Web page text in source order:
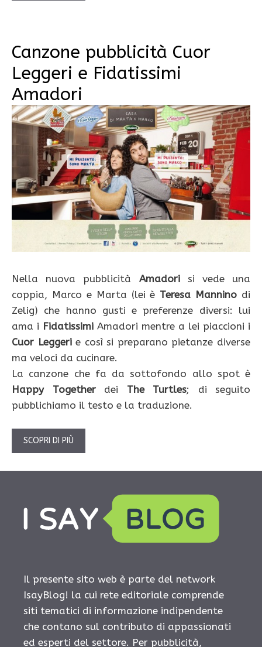
Canzone pubblicità Cuor
Leggeri e Fidatissimi
Amadori
Nella nuova pubblicità Amadorisi vede una
coppia, Marco e Marta (lei è Teresa Mannino di
Zelig) che hanno gusti e preferenze diversi: lui
ama i Fidatissimi Amadori mentre a lei piaccioni i
Cuor Leggerie così si preparano pietanze diverse
ma veloci da cucinare.
La canzone che fa da sottofondo allo spot è
Happy Together dei The Turtles; di seguito
pubblichiamo il testo e la traduzione.
SCOPRI DI PIÙ
Il presente sito web è parte del network
IsayBlog! la cui rete editoriale comprende
siti tematici di informazione indipendente
che contano sul contributo di appassionati
ed esperti del settore. Per pubblicità,